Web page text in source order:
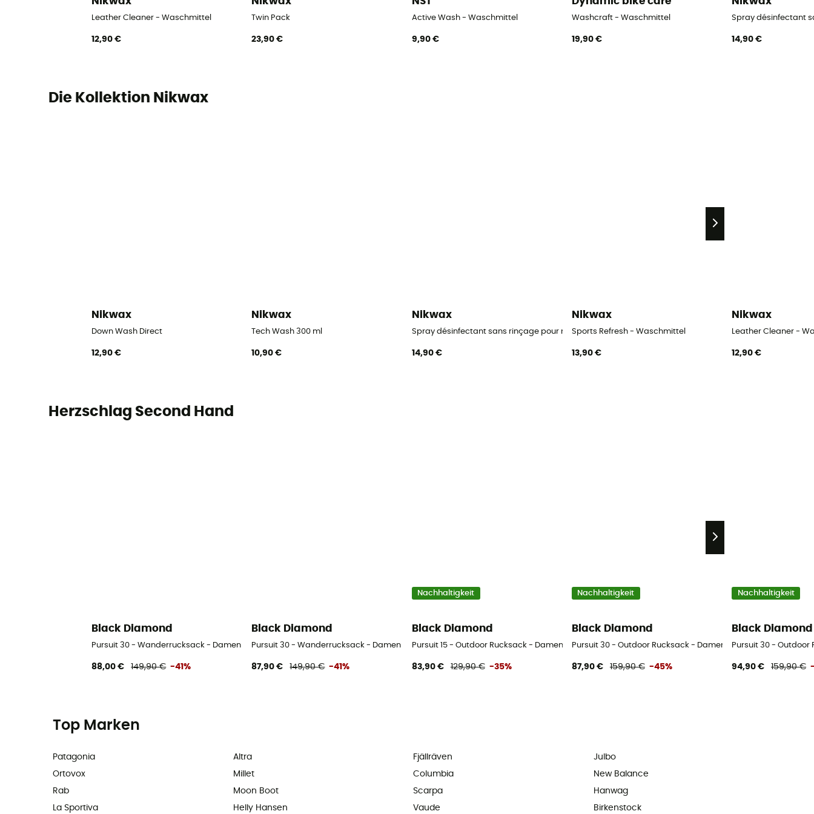
Leather Cleaner - Waschmittel
12,90 €
Twin Pack
23,90 €
Active Wash - Waschmittel
9,90 €
Washcraft - Waschmittel
19,90 €
Spray désinfectant
14,90 €
Die Kollektion Nikwax
Nikwax
Down Wash Direct
12,90 €
Nikwax
Tech Wash 300 ml
10,90 €
Nikwax
Spray désinfectant sans rinçage pour matériel sportif
14,90 €
Nikwax
Sports Refresh - Waschmittel
13,90 €
Nikwax
Leather Cleaner -
12,90 €
Herzschlag Second Hand
Black Diamond
Pursuit 30 - Wanderrucksack - Damen
88,00 € 149,90 € -41%
Black Diamond
Pursuit 30 - Wanderrucksack - Damen
87,90 € 149,90 € -41%
Nachhaltigkeit
Black Diamond
Pursuit 15 - Outdoor Rucksack - Damen
83,90 € 129,90 € -35%
Nachhaltigkeit
Black Diamond
Pursuit 30 - Outdoor Rucksack - Damen
87,90 € 159,90 € -45%
Nachhaltigkeit
Black Diamond
Pursuit 30 - Outdoor
94,90 € 159,90 €
Top Marken
Patagonia
Ortovox
Rab
La Sportiva
Altra
Millet
Moon Boot
Helly Hansen
Fjällräven
Columbia
Scarpa
Vaude
Julbo
New Balance
Hanwag
Birkenstock